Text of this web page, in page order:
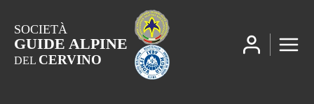
SOCIETÀ
GUIDE ALPINE
DEL CERVINO